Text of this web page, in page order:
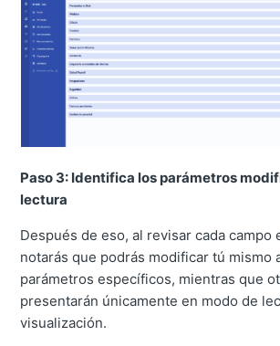
Paso 3: Identifica los parámetros
lectura
Después de eso, al revisar cada campo
notarás que podrás modificar tú mismo
parámetros específicos, mientras que
presentarán únicamente en modo de
visualización.